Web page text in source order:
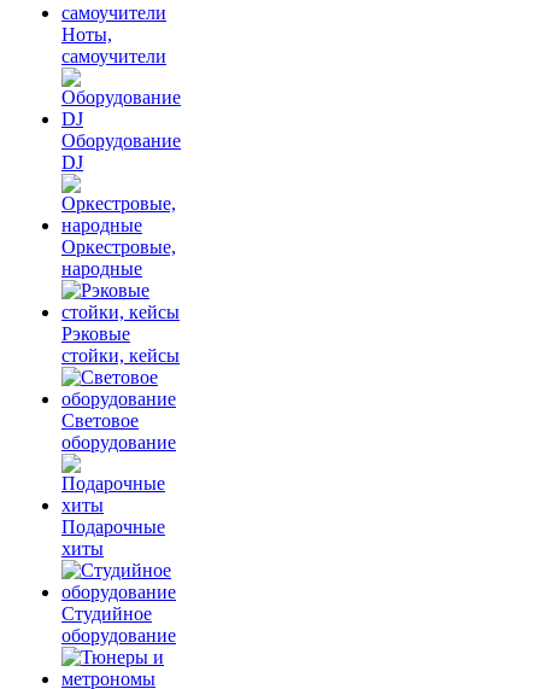
Ноты,
самоучители
Оборудование
DJ
Оркестровые,
народные
Рэковые
стойки, кейсы
Световое
оборудование
Подарочные
хиты
Студийное
оборудование